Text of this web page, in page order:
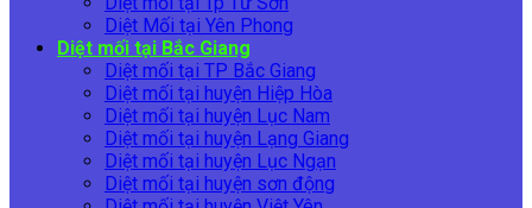
Diệt Mối tại Yên Phong
Diệt mối tại Bắc Giang
Diệt mối tại TP Bắc Giang
Diệt mối tại huyện Hiệp Hòa
Diệt mối tại huyện Lục Nam
Diệt mối tại huyện Lạng Giang
Diệt mối tại huyện Lục Ngạn
Diệt mối tại huyện sơn động